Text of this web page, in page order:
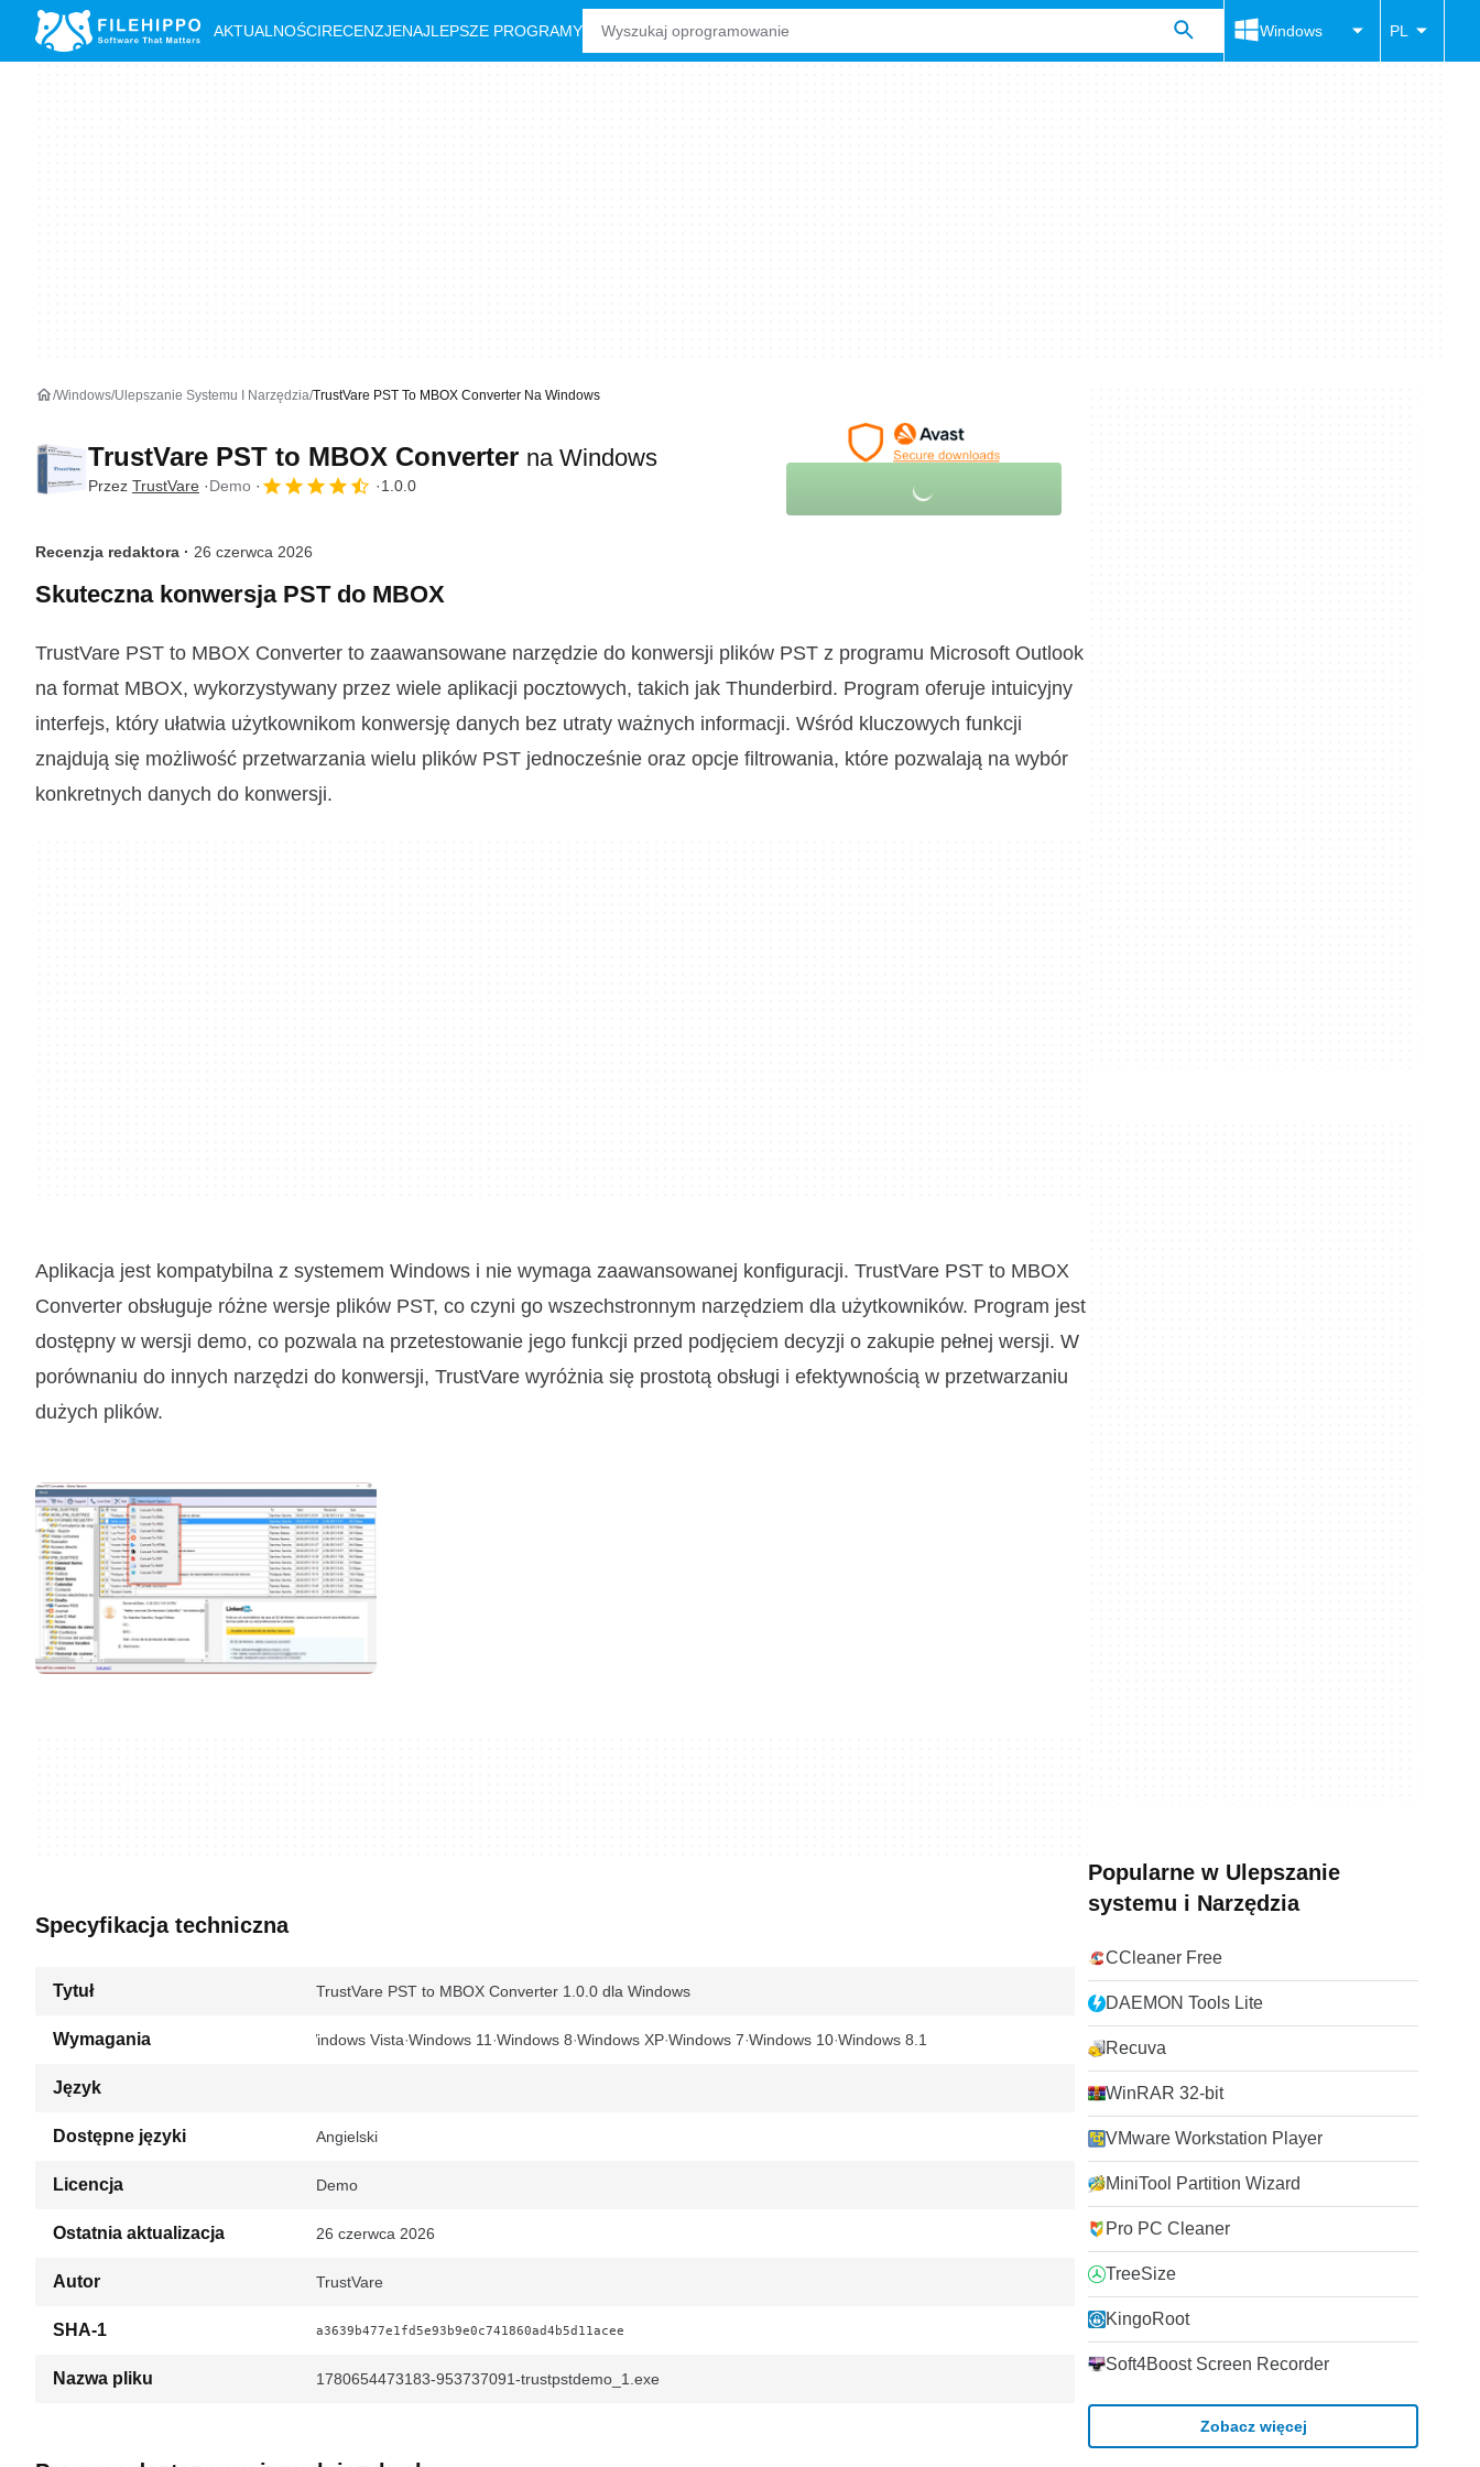
AKTUALNOŚCIRECENZJENAJLEPSZE PROGRAMY Windows PL
Windows Ulepszanie Systemu I Narzędzia TrustVare PST To MBOX Converter Na Windows
TrustVare PST to MBOX Converter na Windows
Przez TrustVare Demo 1.0.0
Recenzja redaktora · 26 czerwca 2026
Skuteczna konwersja PST do MBOX
TrustVare PST to MBOX Converter to zaawansowane narzędzie do konwersji plików PST z programu Microsoft Outlook
na format MBOX, wykorzystywany przez wiele aplikacji pocztowych, takich jak Thunderbird. Program oferuje intuicyjny
interfejs, który ułatwia użytkownikom konwersję danych bez utraty ważnych informacji. Wśród kluczowych funkcji
znajdują się możliwość przetwarzania wielu plików PST jednocześnie oraz opcje filtrowania, które pozwalają na wybór
konkretnych danych do konwersji.
Aplikacja jest kompatybilna z systemem Windows i nie wymaga zaawansowanej konfiguracji. TrustVare PST to MBOX
Converter obsługuje różne wersje plików PST, co czyni go wszechstronnym narzędziem dla użytkowników. Program jest
dostępny w wersji demo, co pozwala na przetestowanie jego funkcji przed podjęciem decyzji o zakupie pełnej wersji. W
porównaniu do innych narzędzi do konwersji, TrustVare wyróżnia się prostotą obsługi i efektywnością w przetwarzaniu
dużych plików.
Specyfikacja techniczna
Tytuł TrustVare PST to MBOX Converter 1.0.0 dla Windows
Wymagania Windows Vista Windows 11 Windows 8 Windows XP Windows 7 Windows 10 Windows 8.1
Język
Dostępne języki Angielski
Licencja Demo
Ostatnia aktualizacja 26 czerwca 2026
Autor TrustVare
SHA-1 a3639b477e1fd5e93b9e0c741860ad4b5d11acee
Nazwa pliku 1780654473183-953737091-trustpstdemo_1.exe
Popularne w Ulepszanie
systemu i Narzędzia
CCleaner Free
DAEMON Tools Lite
Recuva
WinRAR 32-bit
VMware Workstation Player
MiniTool Partition Wizard
Pro PC Cleaner
TreeSize
KingoRoot
Soft4Boost Screen Recorder
Zobacz więcej